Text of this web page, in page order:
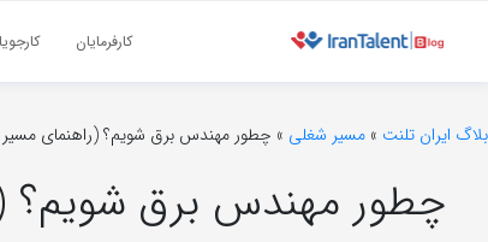
کارفرمایان
بلاگ ایران تلنت » مسیر شغلی » چطور مهندس برق شویم؟ (راهنمای
چطور مهندس برق شویم؟